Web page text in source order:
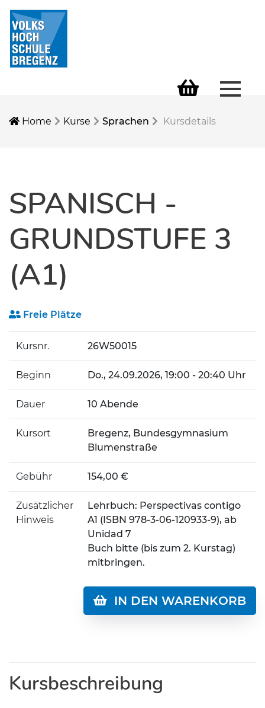
Home Kurse Sprachen Kursdetails
SPANISCH -
GRUNDSTUFE 3
(A1)
Freie Plätze
Kursnr. 26W50015
Beginn Do., 24.09.2026, 19:00 - 20:40 Uhr
Dauer 10 Abende
Kursort
Bregenz, Bundesgymnasium
Blumenstraße
Gebühr 154,00 €
Zusätzlicher
Hinweis
Lehrbuch: Perspectivas contigo
A1 (ISBN 978-3-06-120933-9), ab
Unidad 7
Buch bitte (bis zum 2. Kurstag)
mitbringen.
IN DEN WARENKORB
Kursbeschreibung